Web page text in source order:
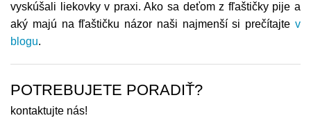
vyskúšali liekovky v praxi. Ako sa deťom z fľaštičky pije a
aký majú na fľaštičku názor naši najmenší si prečítajte v
blogu.
POTREBUJETE PORADIŤ?
kontaktujte nás!